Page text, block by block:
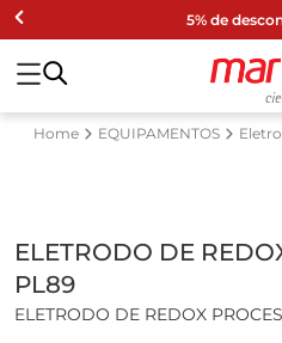
5% de
EQUIPAMENTOS
ELETRODO DE
PL89
ELETRODO DE REDOX